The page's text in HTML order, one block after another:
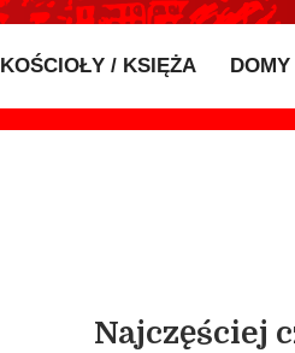
KOŚCIOŁY / KSIĘŻA
Najczęściej